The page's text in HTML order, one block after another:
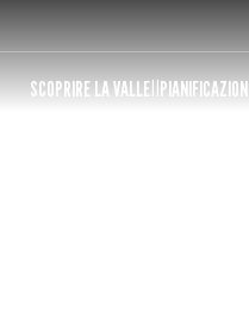
SCOPRIRE LA VALLE